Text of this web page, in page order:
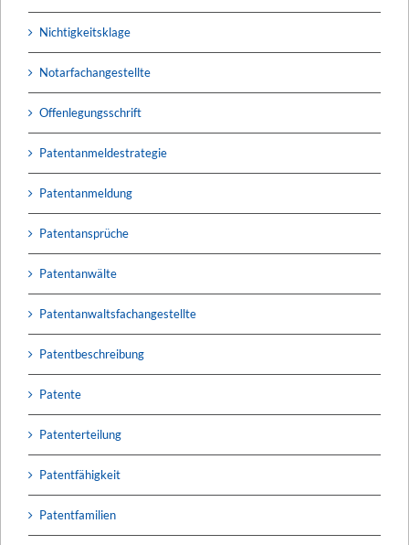
Nichtigkeitsklage
Notarfachangestellte
Offenlegungsschrift
Patentanmeldestrategie
Patentanmeldung
Patentansprüche
Patentanwälte
Patentanwaltsfachangestellte
Patentbeschreibung
Patente
Patenterteilung
Patentfähigkeit
Patentfamilien